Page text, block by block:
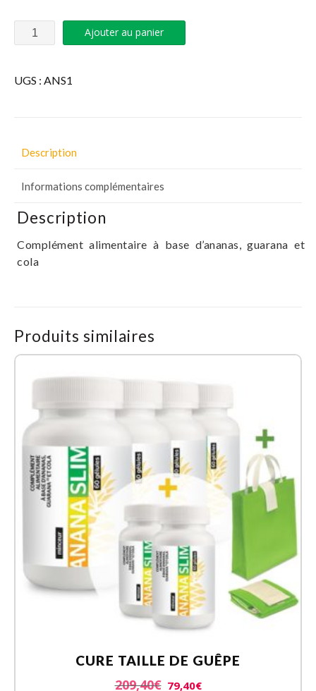
Ajouter au panier
UGS : ANS1
Description
Informations complémentaires
Description
Complément alimentaire à base d’ananas, guarana et
cola
Produits similaires
CURE TAILLE DE GUÊPE
209,40€ 79,40€